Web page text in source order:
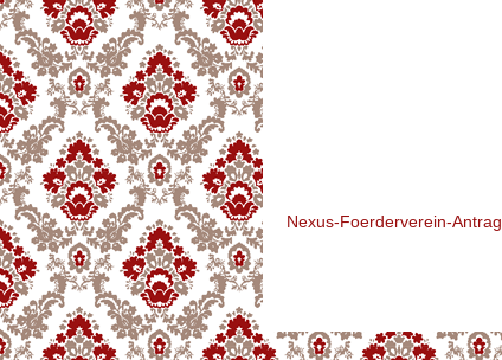
Nexus-Foerderverein-Antrag